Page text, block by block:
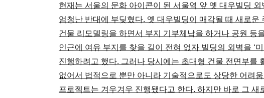
현재는 서울의 문화 아이콘이 된 서울역 앞 옛 대우빌딩 외
엄청난 반대에 부딪혔다. 옛 대우빌딩이 매각될 때 새로운
건물 리모델링을 하면서 부지 기부체납을 하거나 공원 등
인근에 여유 부지를 찾을 길이 전혀 없자 빌딩의 외벽을 ‘
진행하려고 했다. 그러나 당시에는 초대형 건물 전면부를
없어서 법적으로 뿐만 아니라 기술적으로도 상당한 어려
프로젝트는 겨우겨우 진행됐다고 한다. 하지만 바로 그 새